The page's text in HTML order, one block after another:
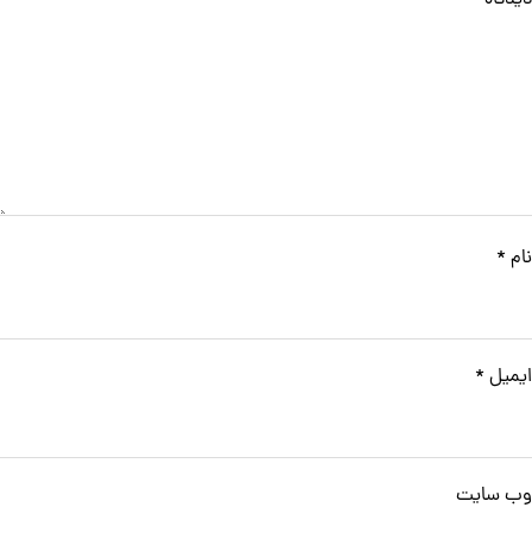
نام *
ایمیل *
وب‌ سایت